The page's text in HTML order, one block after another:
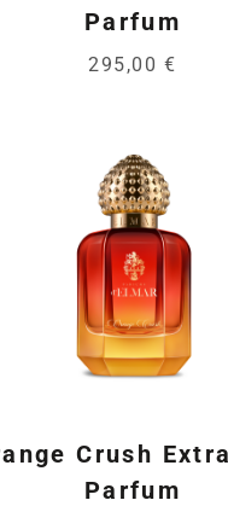
Parfum
295,00 €
Crush
Parfum